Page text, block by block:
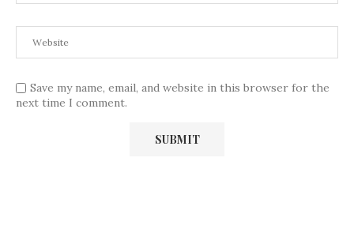
Save my name, email, and website in this browser for the
next time I comment.